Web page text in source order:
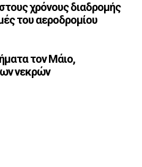
χρόνους διαδρομής
του αεροδρομίου
τον Μάιο,
νεκρών